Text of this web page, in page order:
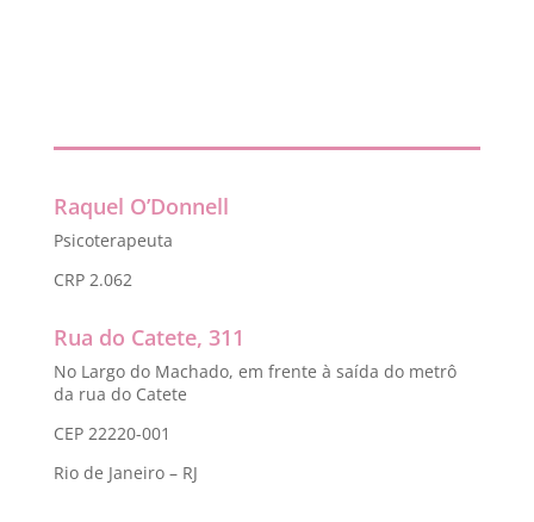
Raquel O’Donnell
Psicoterapeuta
CRP 2.062
Rua do Catete, 311
No Largo do Machado, em frente à saída do metrô
da rua do Catete
CEP 22220-001
Rio de Janeiro – RJ